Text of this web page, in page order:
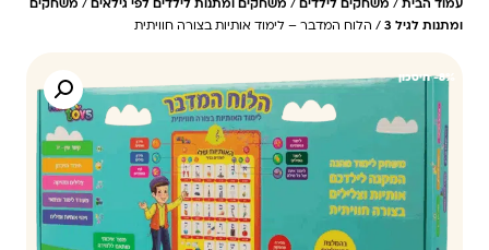
עמוד הבית / משחקים לילדים / משחקים ומתנות לילדים לפי גילאים / משחקים
ומתנות לגיל 3
/ הלוח המדבר – לימוד אותיות בצורה חוויתית
8%- חיסכון